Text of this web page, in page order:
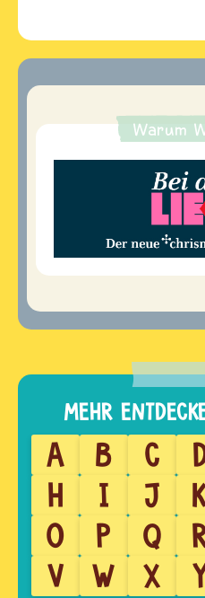
Warum
A B C
H
I J
O
P Q
V
W X